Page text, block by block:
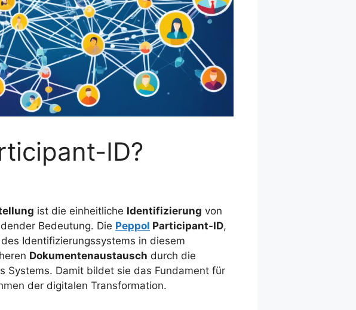
ID?
ist die einheitliche Identifizierung von
Bedeutung. Die Peppol Participant-ID,
Identifizierungssystems in diesem
Dokumentenaustausch durch die
Systems. Damit bildet sie das Fundament für
der digitalen Transformation.